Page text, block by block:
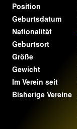
Position
Geburtsdatum
Nationalität
Geburtsort
Größe
Gewicht
Im Verein seit
Bisherige Vereine